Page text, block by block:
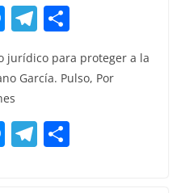
M
e
ss
e
n
g
T
e
a
m
m
jurídico para proteger a la
García. Pulso, Por
M T